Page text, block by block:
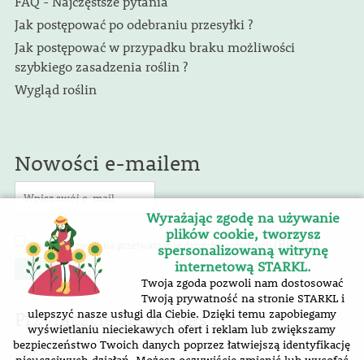
Jak postępować po odebraniu przesyłki ?
Jak postępować w przypadku braku możliwości
szybkiego zasadzenia roślin ?
Wygląd roślin
Nowości e-mailem
Wyrażam zgodę na przetwarzanie danych osobowych (RODO)
Przyłączcie się do nas !
Wyrażając zgodę na używanie
plików cookie, tworzysz
spersonalizowaną witrynę
internetową STARKL.
Twoja zgoda pozwoli nam dostosować
Twoją prywatność na stronie STARKL i
ulepszyć nasze usługi dla Ciebie. Dzięki temu zapobiegamy
wyświetlaniu nieciekawych ofert i reklam lub zwiększamy
bezpieczeństwo Twoich danych poprzez łatwiejszą identyfikację